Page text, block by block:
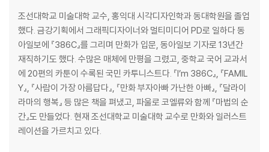
조선대학교 미술대학 교수, 홍익대 시각디자인학과 동대학원을 졸업
했다. 금강기획에서 그래픽디자이너와 멀티미디어 PD로 일하다 동
아일보에 『386C』를 그리며 만화가 입문, 동아일보 기자로 13년간
재직하기도 했다. 수많은 매체에 만평을 그렸고, 중학교 국어 교과서
에 20편의 카툰이 수록된 국민 카투니스트다. 『I’m 386C』, 『FAMIL
Y』, 『사람이 가장 아름답다』, 『만화 부자아빠 가난한 아빠』, 『달라이
라마의 행복』 등 많은 책을 펴냈고, 파울로 코엘류와 함께 『마법의 순
간』도 만들었다. 현재 조선대학교 미술대학 교수로 만화와 일러스트
레이션을 가르치고 있다.